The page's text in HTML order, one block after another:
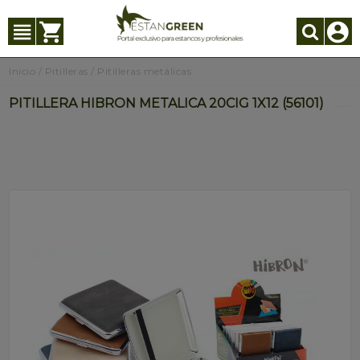
Inicio Pitilleras Pitilleras metálicas
PITILLERA HIBRON METALICA 20CIG 1X12 (56101)